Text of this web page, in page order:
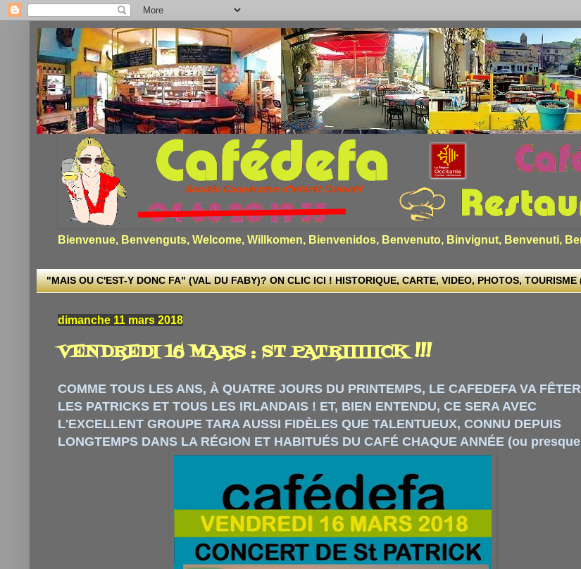
Bienvenue, Benvenguts, Welcome, Willkomen, Bienvenidos, Benvenuto, Binvignut, Benvenuti,
"MAIS OU C'EST-Y DONC FA" (VAL DU FABY)? ON CLIC ICI ! HISTORIQUE, CARTE, VIDEO, PHOTOS,
dimanche 11 mars 2018
VENDREDI 16 MARS : ST PATRIIIIICK !!!
COMME TOUS LES ANS, À QUATRE JOURS DU PRINTEMPS, LE CAFEDEFA VA FÊTER
LES PATRICKS ET TOUS LES IRLANDAIS ! ET, BIEN ENTENDU, CE SERA AVEC
L'EXCELLENT GROUPE TARA AUSSI FIDÈLES QUE TALENTUEUX, CONNU DEPUIS
LONGTEMPS DANS LA RÉGION ET HABITUÉS DU CAFÉ CHAQUE ANNÉE (ou